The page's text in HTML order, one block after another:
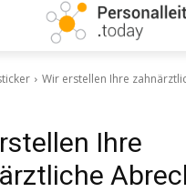
Wir erstellen Ihre
Ihre